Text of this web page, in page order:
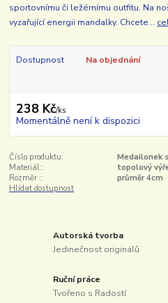
sportovnímu či ležérnímu outfitu. Na
vyzařující energii mandalky. Chcete...
Dostupnost Na objednání
238 Kč/ks
Momentálně není k dispozici
Číslo produktu:
Medailonek
Materiál::
topolový
Rozměr ::
průměr 4cm
Hlídat dostupnost
Autorská tvorba
Jedinečnost originálů
Ruční práce
Tvořeno s Radostí